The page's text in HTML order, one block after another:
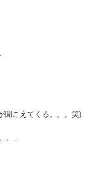
聞こえてくる。。。笑)
。」